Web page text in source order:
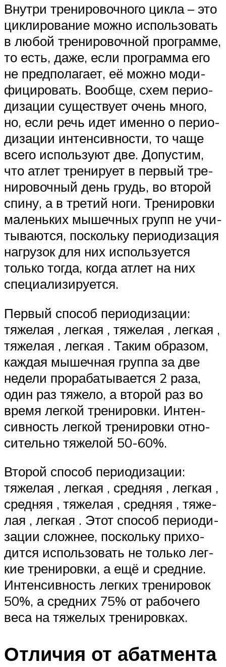
Внутри тренировочного цикла – это
циклирование можно использовать
в любой тре­ни­ро­воч­ной прог­рам­ме,
то есть, даже, если прог­рам­ма его
не пред­по­ла­га­ет, её можно мо­ди­
фи­ци­ро­вать. Вообще, схем пе­ри­о­
ди­за­ции су­щест­ву­ет очень много,
но, если речь идет именно о пе­ри­о­
ди­за­ции ин­тен­сив­нос­ти, то чаще
всего ис­поль­зу­ют две. До­пус­тим,
что атлет тре­ни­ру­ет в первый тре­
ни­ро­воч­ный день грудь, во второй
спину, а в тре­тий ноги. Тре­ни­ров­ки
ма­лень­ких мы­шеч­ных групп не учи­
ты­ва­ют­ся, пос­коль­ку пе­ри­о­ди­за­ция
наг­ру­зок для них ис­поль­зу­ет­ся
толь­ко тогда, когда атлет на них
спе­ци­а­ли­зи­ру­ет­ся.
Первый способ периодизации:
тяжелая , легкая , тя­же­лая , лег­кая ,
тя­же­лая , лег­кая . Таким образом,
каждая мышечная группа за две
недели про­ра­ба­ты­ва­ет­ся 2 раза,
один раз тяжело, а второй раз во
время лег­кой тре­ни­ров­ки. Ин­тен­
сив­ность лег­кой тре­ни­ров­ки от­но­
си­тель­но тяжелой 50-60%.
Второй способ периодизации:
тяжелая , легкая , средняя , лег­кая ,
сред­няя , тя­же­лая , сред­няя , тя­же­
лая , лег­кая . Этот спо­соб пе­ри­о­ди­
за­ции слож­нее, пос­коль­ку при­хо­
дит­ся ис­поль­зо­вать не только лег­
кие тре­ни­ров­ки, а ещё и средние.
Ин­тен­сив­ность лег­ких тре­ни­ро­вок
50%, а средних 75% от ра­бо­че­го
ве­са на тя­же­лых тре­ни­ров­ках.
Отличия от абатмента